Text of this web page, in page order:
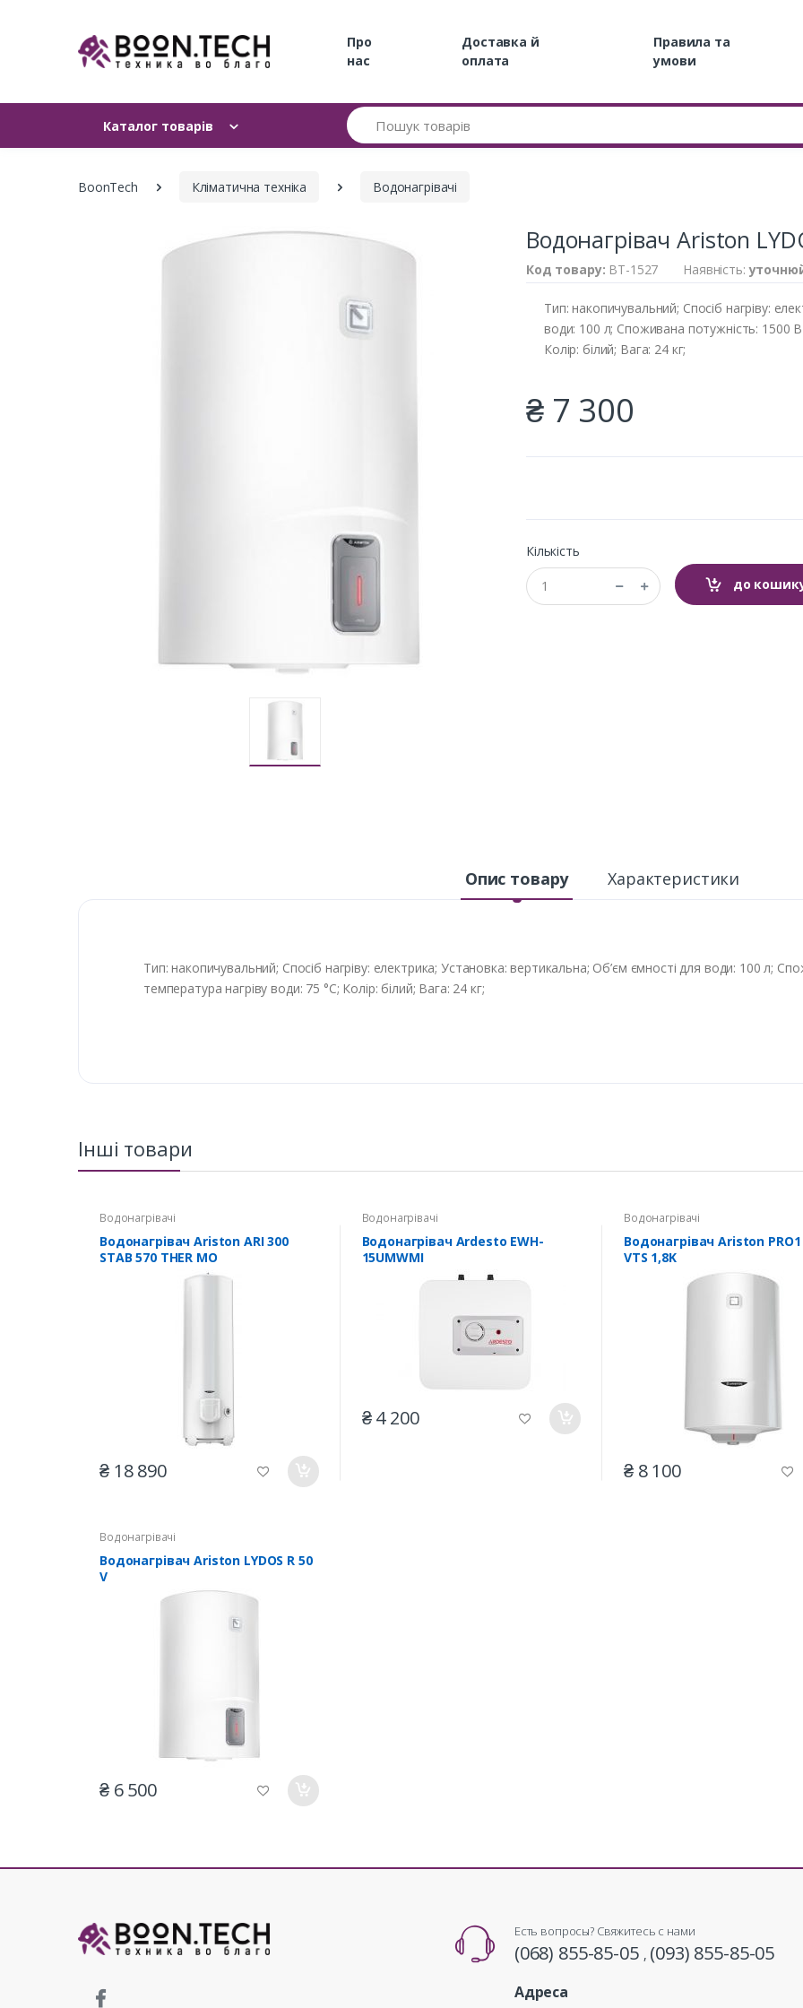
Про
нас
Доставка й
оплата
Правила та
умови
Каталог товарів
Пошук
BoonTech Кліматична техніка Водонагрівачі
Водонагрівач Ariston
Код товару: BT-1527 Наявність:
Тип: накопичувальний; Спосіб нагріву:
води: 100 л; Споживана потужність: 1500
Колір: білий; Вага: 24 кг;
₴ 7 300
Кількість
до
Опис товару Характеристики
Тип: накопичувальний; Спосіб нагріву: електрика; Установка: вертикальна; Об’єм ємності для води: 100 л;
температура нагріву води: 75 °C; Колір: білий; Вага: 24 кг;
Інші товари
Водонагрівачі
Водонагрівач Ariston ARI 300
STAB 570 THER MO
₴ 18 890
Водонагрівачі
Водонагрівач Ardesto EWH-
15UMWMI
₴ 4 200
Водонагрівачі
Водонагрівач Ariston PRO1
VTS 1,8K
₴ 8 100
Водонагрівачі
Водонагрівач Ariston LYDOS R 50
V
₴ 6 500
Есть вопросы? Свяжитесь с нами
(068) 855-85-05 , (093) 855-85-05
Адреса